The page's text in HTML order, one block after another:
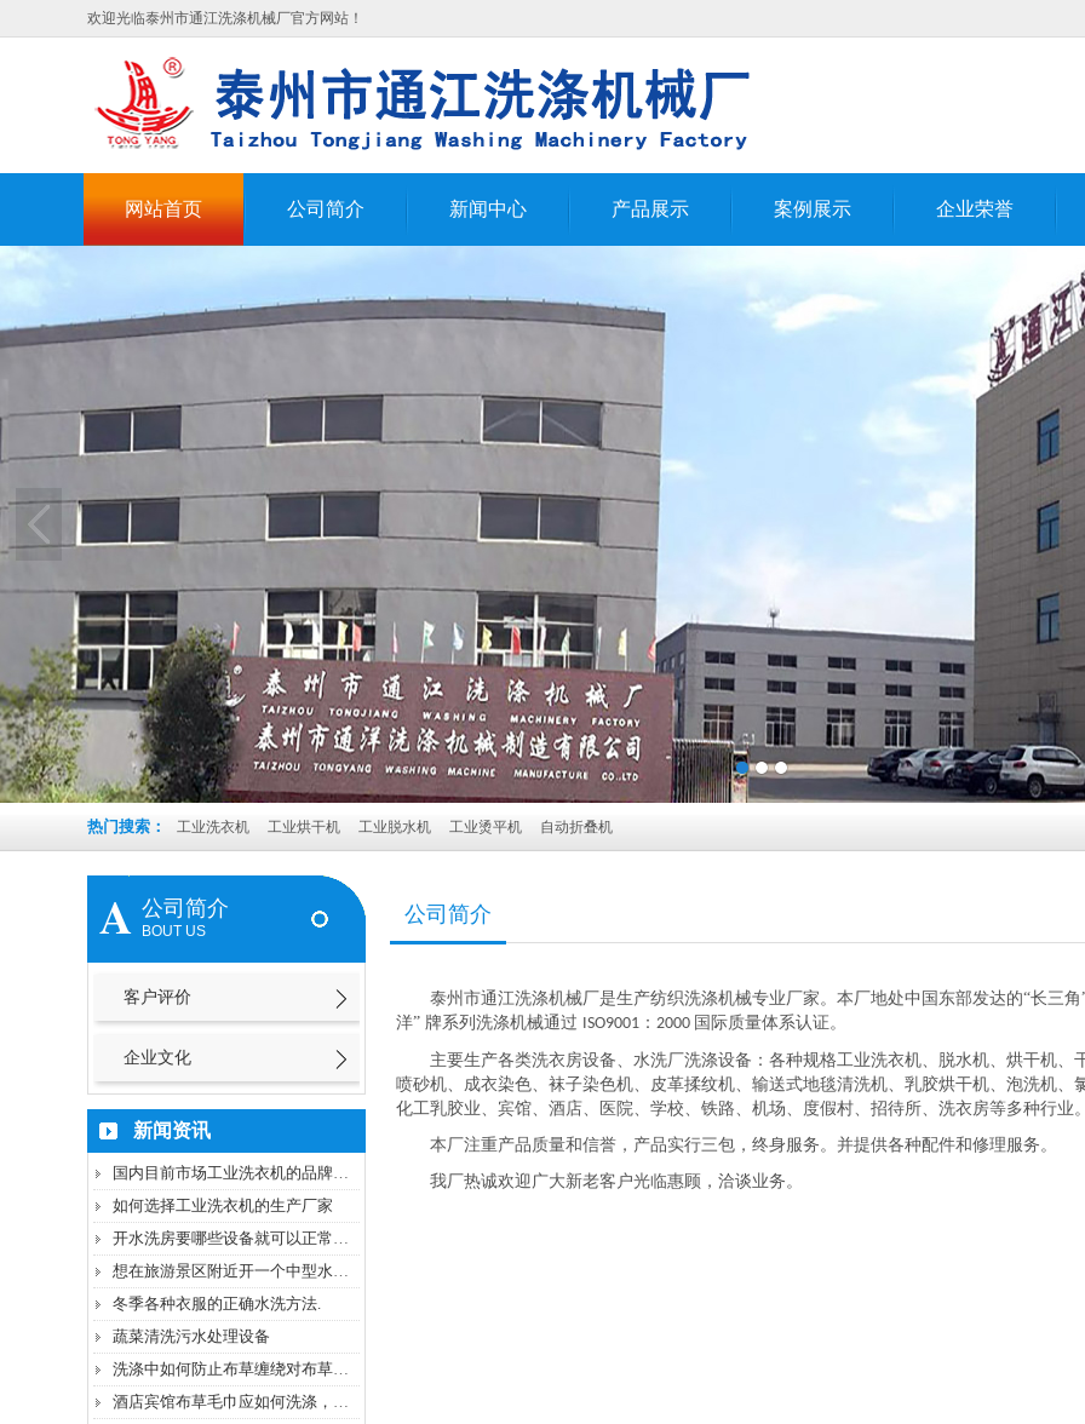
欢迎光临泰州市通江洗涤机械厂官方网站！
网站首页 公司简介 新闻中心 产品展示 案例展示 企业荣誉
热门搜索： 工业洗衣机 工业烘干机 工业脱水机 工业烫平机 自动折叠机
A 公司简介
BOUT US
客户评价
企业文化
新闻资讯
国内目前市场工业洗衣机的品牌厂家
如何选择工业洗衣机的生产厂家
开水洗房要哪些设备就可以正常洗涤
想在旅游景区附近开一个中型水洗房需要哪些机器
冬季各种衣服的正确水洗方法.
蔬菜清洗污水处理设备
洗涤中如何防止布草缠绕对布草的损伤
酒店宾馆布草毛巾应如何洗涤，如何防止二次污染
公司简介
泰州市通江洗涤机械厂是生产纺织洗涤机械专业厂家。本厂地处中国东部发达的“长三
洋” 牌系列洗涤机械通过 ISO9001 ： 2000 国际质量体系认证。
主要生产各类洗衣房设备、水洗厂洗涤设备：各种规格工业洗衣机、脱水机、烘干机
喷砂机、成衣染色、袜子染色机、皮革揉纹机、输送式地毯清洗机、乳胶烘干机、泡洗机
化工乳胶业、宾馆、酒店、医院、学校、铁路、机场、度假村、招待所、洗衣房等多种行业
本厂注重产品质量和信誉，产品实行三包，终身服务。并提供各种配件和修理服务。
我厂热诚欢迎广大新老客户光临惠顾，洽谈业务。